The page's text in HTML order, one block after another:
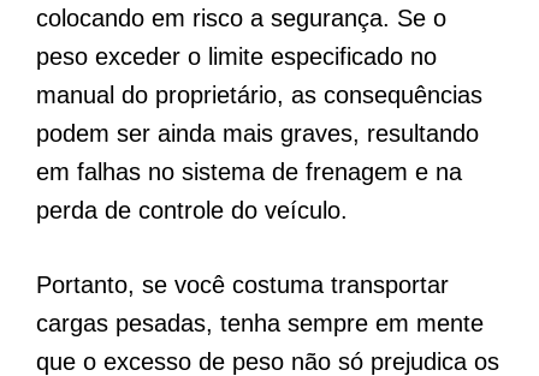
colocando em risco a segurança. Se o
peso exceder o limite especificado no
manual do proprietário, as consequências
podem ser ainda mais graves, resultando
em falhas no sistema de frenagem e na
perda de controle do veículo.
Portanto, se você costuma transportar
cargas pesadas, tenha sempre em mente
que o excesso de peso não só prejudica os